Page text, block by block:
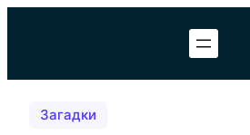
Загадки